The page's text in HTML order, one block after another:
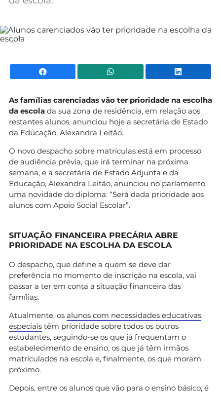
Facebook WhatsApp
As famílias carenciadas vão ter prioridade na escolha
da escola da sua zona de residência, em relação aos
restantes alunos, anunciou hoje a secretária de Estado
da Educação, Alexandra Leitão.
O novo despacho sobre matrículas está em processo
de audiência prévia, que irá terminar na próxima
semana, e a secretária de Estado Adjunta e da
Educação, Alexandra Leitão, anunciou no parlamento
uma novidade do diploma: “Será dada prioridade aos
alunos com Apoio Social Escolar”.
SITUAÇÃO FINANCEIRA PRECÁRIA ABRE
PRIORIDADE NA ESCOLHA DA ESCOLA
O despacho, que define a quem se deve dar
preferência no momento de inscrição na escola, vai
passar a ter em conta a situação financeira das
famílias.
Atualmente, os alunos com necessidades educativas
especiais têm prioridade sobre todos os outros
estudantes, seguindo-se os que já frequentam o
estabelecimento de ensino, os que já têm irmãos
matriculados na escola e, finalmente, os que moram
próximo.
Depois, entre os alunos que vão para o ensino básico, é